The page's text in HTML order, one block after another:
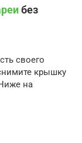
без
своего
крышку
на